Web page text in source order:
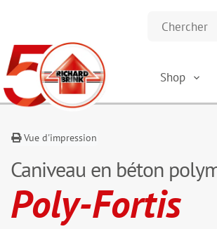
Shop
Vue d'impression
Caniveau en béton
Poly-Fortis